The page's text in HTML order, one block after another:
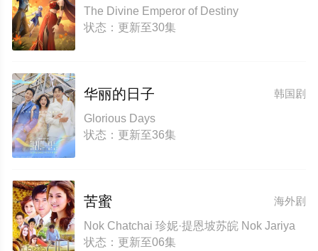
The Divine Emperor of Destiny
状态：更新至30集
韩国剧
华丽的日子
Glorious Days
状态：更新至36集
海外剧
苦蜜
Nok Chatchai 珍妮·提恩坡苏皖 Nok Jariya
状态：更新至06集